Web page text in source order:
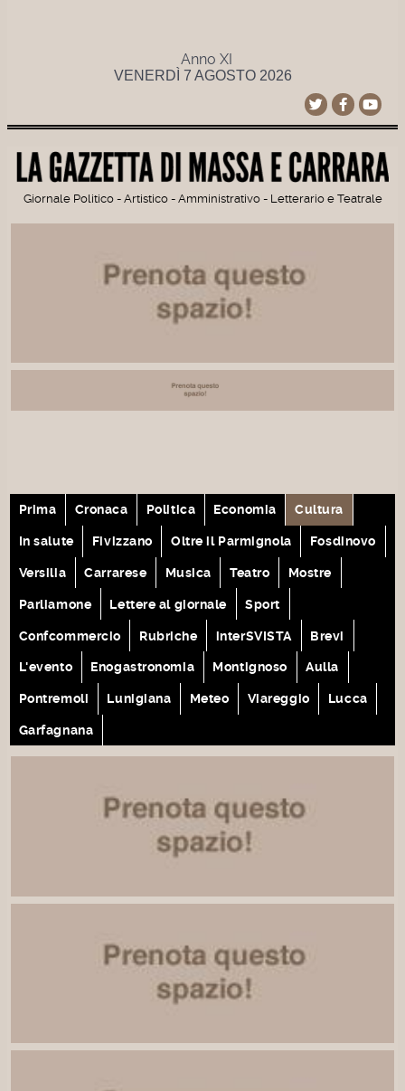
Anno XI
VENERDÌ 7 AGOSTO 2026
Giornale Politico - Artistico - Amministrativo - Letterario e Teatrale
Prima Cronaca Politica Economia Cultura
In salute Fivizzano Oltre il Parmignola Fosdinovo
Versilia Carrarese Musica Teatro Mostre
Parliamone Lettere al giornale Sport
Confcommercio Rubriche interSVISTA Brevi
L'evento Enogastronomia Montignoso Aulla
Pontremoli Lunigiana Meteo Viareggio Lucca
Garfagnana